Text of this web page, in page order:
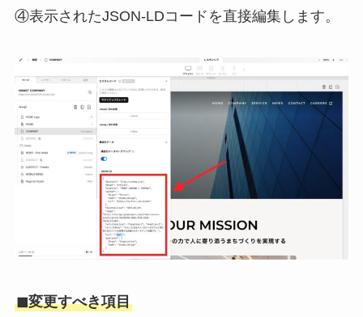
④表示されたJSON-LDコードを直接編集します。
◼︎変更すべき項目